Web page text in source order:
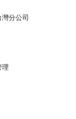
分公司